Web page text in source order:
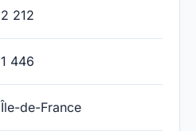
2 212
1 446
Île-de-France